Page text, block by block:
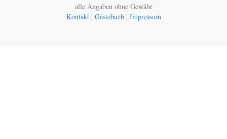
alle Angaben ohne Gewähr
Kontakt| Gästebuch| Impressum